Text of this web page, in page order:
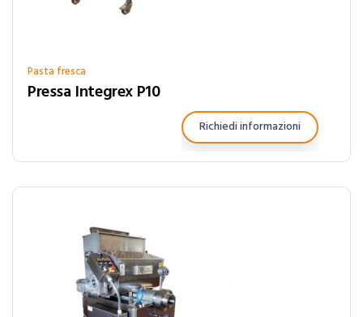
Pasta fresca
Pressa Integrex P10
Richiedi informazioni